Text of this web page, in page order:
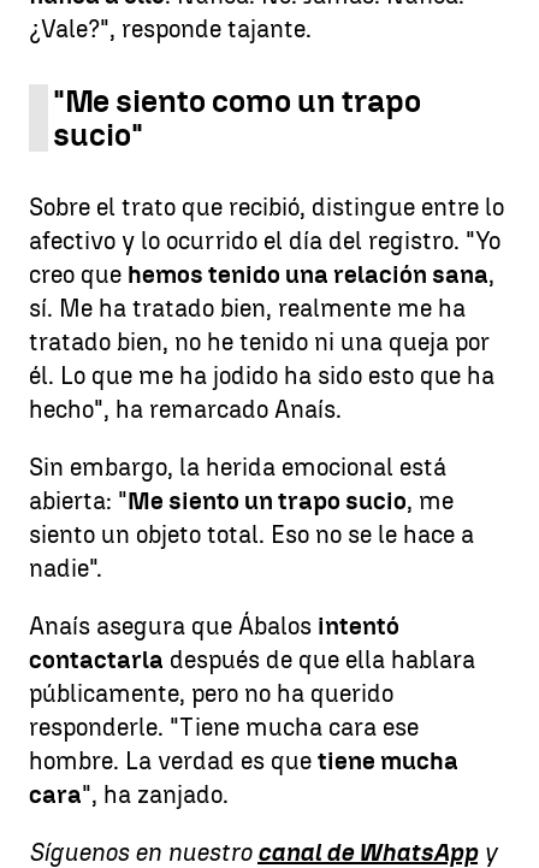
¿Vale?", responde tajante.
"Me siento como un trapo
sucio"
Sobre el trato que recibió, distingue entre lo
afectivo y lo ocurrido el día del registro. "Yo
creo que hemos tenido una relación sana,
sí. Me ha tratado bien, realmente me ha
tratado bien, no he tenido ni una queja por
él. Lo que me ha jodido ha sido esto que ha
hecho", ha remarcado Anaís.
Sin embargo, la herida emocional está
abierta: "Me siento un trapo sucio, me
siento un objeto total. Eso no se le hace a
nadie".
Anaís asegura que Ábalos intentó
contactarla después de que ella hablara
públicamente, pero no ha querido
responderle. "Tiene mucha cara ese
hombre. La verdad es que tiene mucha
cara", ha zanjado.
Síguenos en nuestro canal de WhatsAppy